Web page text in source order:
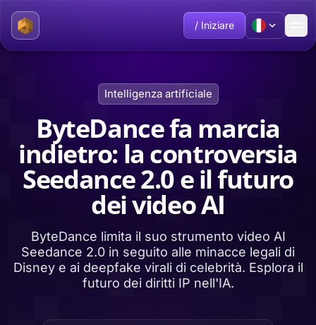
/ Iniziare
Intelligenza artificiale
ByteDance fa marcia
indietro: la controversia
Seedance 2.0 e il futuro
dei video AI
ByteDance limita il suo strumento video AI
Seedance 2.0 in seguito alle minacce legali di
Disney e ai deepfake virali di celebrità. Esplora il
futuro dei diritti IP nell'IA.